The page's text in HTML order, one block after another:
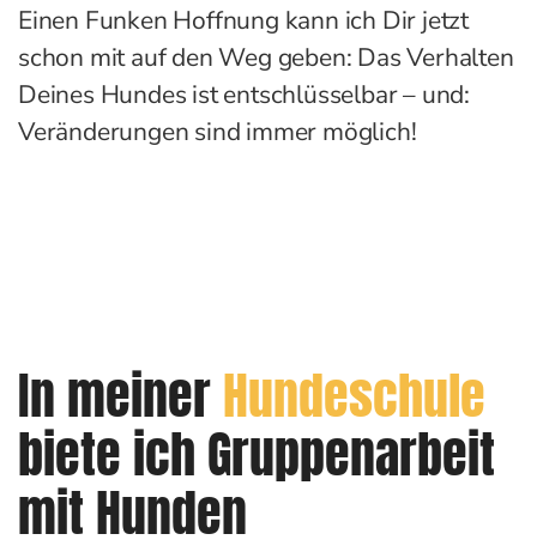
Einen Funken Hoffnung kann ich Dir jetzt
schon mit auf den Weg geben: Das Verhalten
Deines Hundes ist entschlüsselbar – und:
Veränderungen sind immer möglich!
In meinerHundeschule
biete ich Gruppenarbeit
mit Hunden